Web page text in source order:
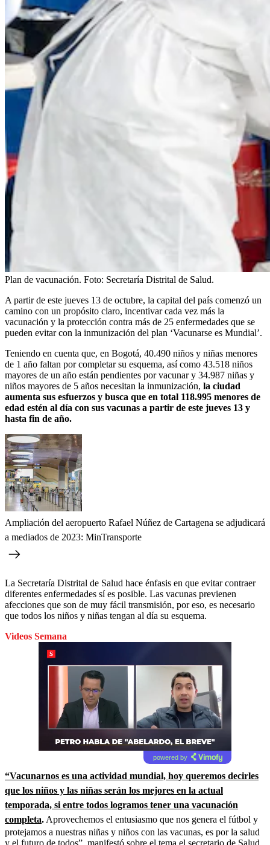
Plan de vacunación. Foto: Secretaría Distrital de Salud.
A partir de este jueves 13 de octubre, la capital del país comenzó un
camino con un propósito claro, incentivar cada vez más la
vacunación y la protección contra más de 25 enfermedades que se
pueden evitar con la inmunización del plan ‘Vacunarse es Mundial’.
Teniendo en cuenta que, en Bogotá, 40.490 niños y niñas menores
de 1 año faltan por completar su esquema, así como 43.518 niños
mayores de un año están pendientes por vacunar y 34.987 niñas y
niños mayores de 5 años necesitan la inmunización, la ciudad
aumenta sus esfuerzos y busca que en total 118.995 menores de
edad estén al día con sus vacunas a partir de este jueves 13 y
hasta fin de año.
Ampliación del aeropuerto Rafael Núñez de Cartagena se adjudicará
a mediados de 2023: MinTransporte
La Secretaría Distrital de Salud hace énfasis en que evitar contraer
diferentes enfermedades sí es posible. Las vacunas previenen
afecciones que son de muy fácil transmisión, por eso, es necesario
que todos los niños y niñas tengan al día su esquema.
Videos Semana
powered by
“Vacunarnos es una actividad mundial, hoy queremos decirles
que los niños y las niñas serán los mejores en la actual
temporada, si entre todos logramos tener una vacunación
completa. Aprovechemos el entusiasmo que nos genera el fútbol y
protejamos a nuestras niñas y niños con las vacunas, es por la salud
y el futuro de todos”, manifestó sobre el tema el secretario de Salud,